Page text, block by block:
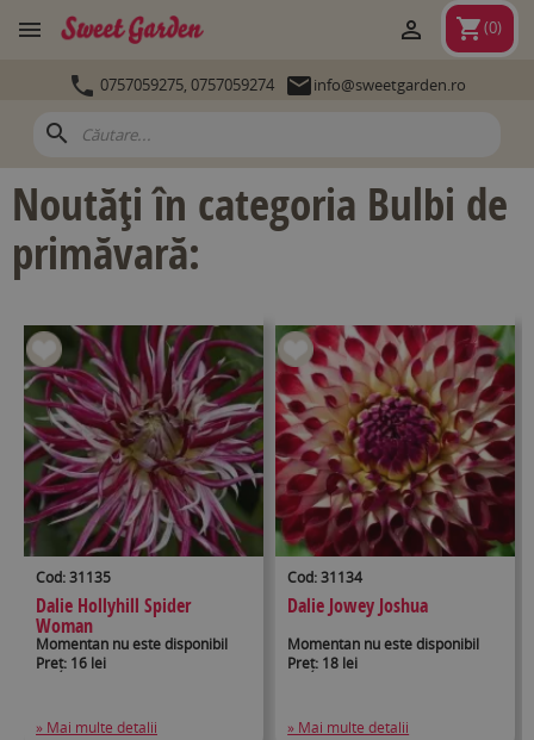
 shopping_cart(0)

 0757059275, 0757059274 info@sweetgarden.ro
search
Noutăți în categoria Bulbi de
primăvară:
Cod: 31135
Dalie Hollyhill Spider
Woman
Momentan nu este disponibil
Preț: 16 lei
» Mai multe detalii
Cod: 31134
Dalie Jowey Joshua
Momentan nu este disponibil
Preț: 18 lei
» Mai multe detalii